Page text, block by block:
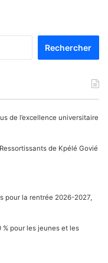
de l’excellence universitaire
de Kpélé Govié
pour la rentrée 2026-2027,
pour les jeunes et les